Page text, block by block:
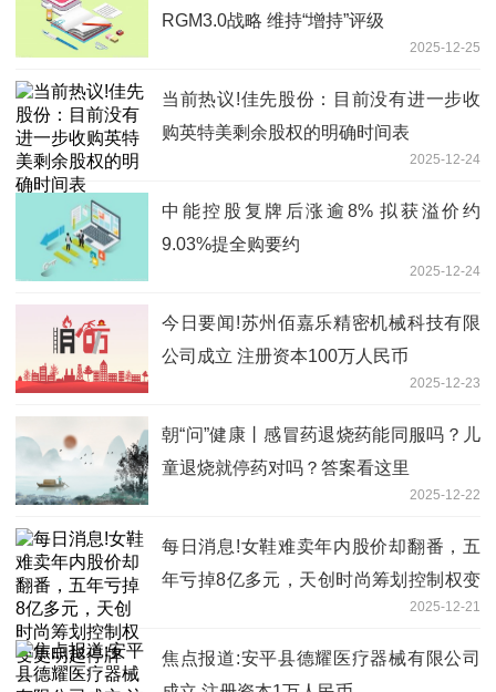
RGM3.0战略 维持“增持”评级
2025-12-25
当前热议!佳先股份：目前没有进一步收
购英特美剩余股权的明确时间表
2025-12-24
中能控股复牌后涨逾8% 拟获溢价约
9.03%提全购要约
2025-12-24
今日要闻!苏州佰嘉乐精密机械科技有限
公司成立 注册资本100万人民币
2025-12-23
朝“问”健康丨感冒药退烧药能同服吗？儿
童退烧就停药对吗？答案看这里
2025-12-22
每日消息!女鞋难卖年内股价却翻番，五
年亏掉8亿多元，天创时尚筹划控制权变
2025-12-21
焦点报道:安平县德耀医疗器械有限公司